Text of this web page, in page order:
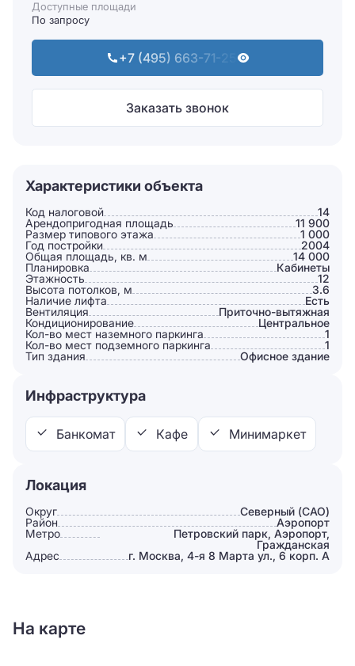
Доступные площади
По запросу
+7 (495) 663-71-25
Заказать звонок
Характеристики объекта
Код налоговой
14
Арендопригодная площадь
11 900
Размер типового этажа
1 000
Год постройки
2004
Общая площадь, кв. м
14 000
Планировка
Кабинеты
Этажность
12
Высота потолков, м
3.6
Наличие лифта
Есть
Вентиляция
Приточно-вытяжная
Кондиционирование
Центральное
Кол-во мест наземного паркинга
1
Кол-во мест подземного паркинга
1
Тип здания
Офисное здание
Инфраструктура
Банкомат Кафе Минимаркет
Локация
Округ
Северный (САО)
Район
Аэропорт
Метро
Петровский парк, Аэропорт,
Гражданская
Адрес
г. Москва, 4-я 8 Марта ул., 6 корп. А
На карте